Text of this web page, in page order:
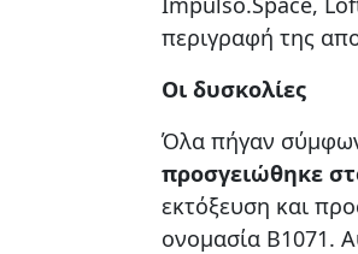
περιγραφή της
Οι δυσκολίες
Όλα πήγαν
προσγειώθηκε
εκτόξευση και
ονομασία B1071.